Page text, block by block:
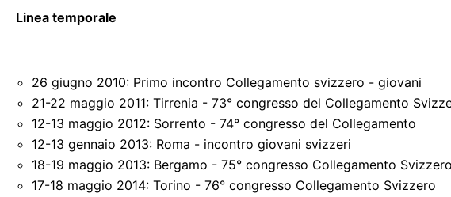
Linea temporale
26 giugno 2010: Primo incontro Collegamento svizzero - giovani
21-22 maggio 2011: Tirrenia - 73° congresso del Collegamento
12-13 maggio 2012: Sorrento - 74° congresso del Collegamento
12-13 gennaio 2013: Roma - incontro giovani svizzeri
18-19 maggio 2013: Bergamo - 75° congresso Collegamento Svizzero
17-18 maggio 2014: Torino - 76° congresso Collegamento Svizzero